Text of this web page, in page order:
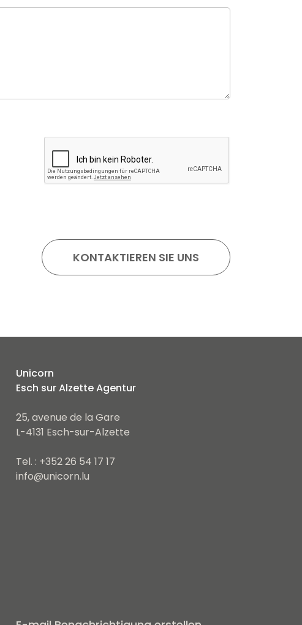
Unicorn
Esch sur Alzette Agentur
25, avenue de la Gare
L-4131 Esch-sur-Alzette
Tel. : +352 26 54 17 17
info@unicorn.lu